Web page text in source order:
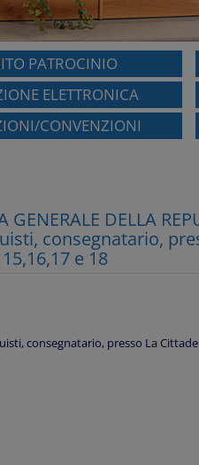
PATROCINIO
ELETTRONICA
CONVENZIONI
GENERALE DELLA
consegnatario,
e 18
consegnatario, presso La